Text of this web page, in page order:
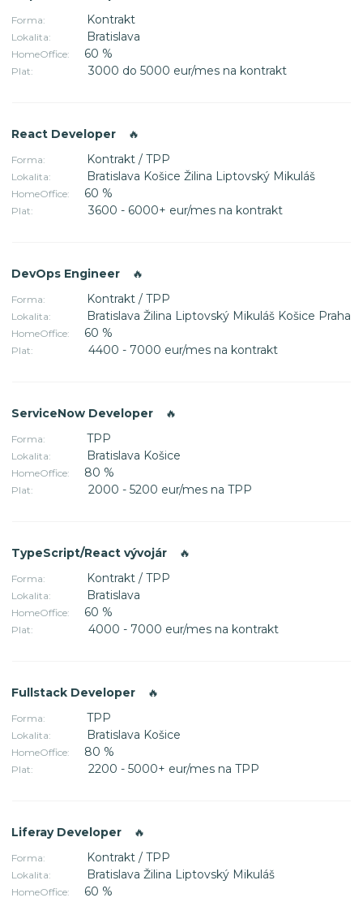
Forma: Kontrakt
Lokalita: Bratislava
HomeOffice: 60 %
Plat: 3000 do 5000 eur/mes na kontrakt
React Developer 🔥
Forma: Kontrakt / TPP
Lokalita: Bratislava Košice Žilina Liptovský Mikuláš
HomeOffice: 60 %
Plat: 3600 - 6000+ eur/mes na kontrakt
DevOps Engineer 🔥
Forma: Kontrakt / TPP
Lokalita: Bratislava Žilina Liptovský Mikuláš Košice Praha
HomeOffice: 60 %
Plat: 4400 - 7000 eur/mes na kontrakt
ServiceNow Developer 🔥
Forma: TPP
Lokalita: Bratislava Košice
HomeOffice: 80 %
Plat: 2000 - 5200 eur/mes na TPP
TypeScript/React vývojár 🔥
Forma: Kontrakt / TPP
Lokalita: Bratislava
HomeOffice: 60 %
Plat: 4000 - 7000 eur/mes na kontrakt
Fullstack Developer 🔥
Forma: TPP
Lokalita: Bratislava Košice
HomeOffice: 80 %
Plat: 2200 - 5000+ eur/mes na TPP
Liferay Developer 🔥
Forma: Kontrakt / TPP
Lokalita: Bratislava Žilina Liptovský Mikuláš
HomeOffice: 60 %